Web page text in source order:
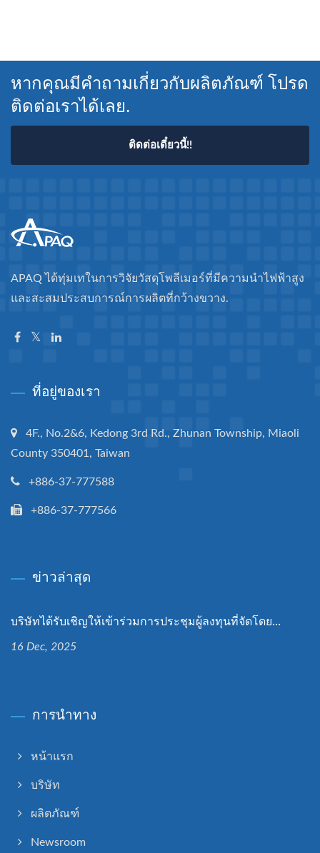
หากคุณมีคำถามเกี่ยวกับผลิตภัณฑ์ โปรด
ติดต่อเราได้เลย.
ติดต่อเดี๋ยวนี้!!
APAQ ได้ทุ่มเทในการวิจัยวัสดุโพลีเมอร์ที่มีความนำไฟฟ้าสูง
และสะสมประสบการณ์การผลิตที่กว้างขวาง.
ที่อยู่ของเรา
4F., No.2&6, Kedong 3rd Rd., Zhunan Township, Miaoli
County 350401, Taiwan
+886-37-777588
+886-37-777566
ข่าวล่าสุด
บริษัทได้รับเชิญให้เข้าร่วมการประชุมผู้ลงทุนที่จัดโดย...
16 Dec, 2025
การนำทาง
หน้าแรก
บริษัท
ผลิตภัณฑ์
Newsroom